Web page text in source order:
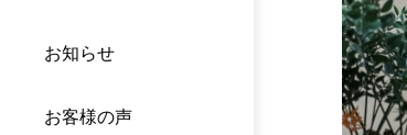
お知らせ
お客様の声